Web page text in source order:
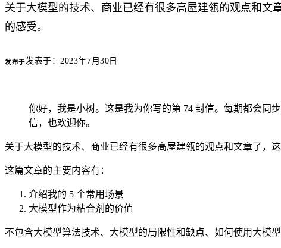
关于大模型的技术、商业已经有很多高屋建瓴的观点和文
的感受。
发布于发表于：2023年7月30日
你好，我是小树。这是我为你写的第 74 封信。每期都会同
信，也欢迎你。
关于大模型的技术、商业已经有很多高屋建瓴的观点和文章了，
这篇文章的主要内容有：
介绍我的 5 个常用场景
大模型作为粘合剂的价值
不包含大模型算法技术、大模型的局限性和缺点、如何使用大模型